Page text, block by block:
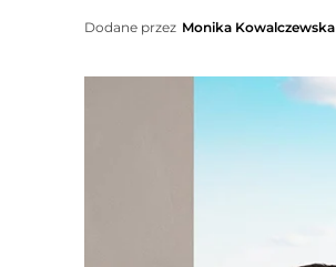
Dodane przez Monika Kowalczewska